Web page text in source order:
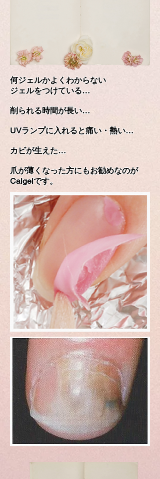
何ジェルかよくわからない
ジェルをつけている…
削られる時間が長い…
UVランプに入れると痛い・熱い…
カビが生えた…
爪が薄くなった方にもお勧めなのが
Calgelです。